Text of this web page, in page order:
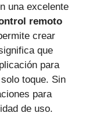
una excelente
remoto
crear
que
para
toque. Sin
para
de uso.